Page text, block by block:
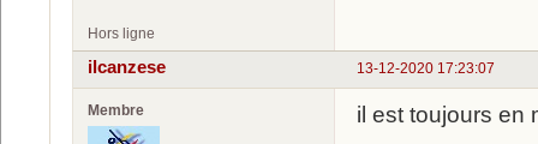
Hors ligne
13-12-2020 17:23:07
ilcanzese
Membre
il est toujours en